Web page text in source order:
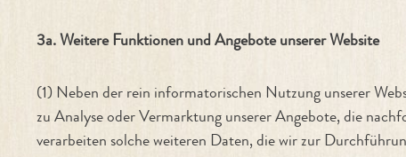
3a. Weitere Funktionen und Angebote unserer Website
(1) Neben der rein informatorischen Nutzung unserer
zu Analyse oder Vermarktung unserer Angebote, die
verarbeiten solche weiteren Daten, die wir zur